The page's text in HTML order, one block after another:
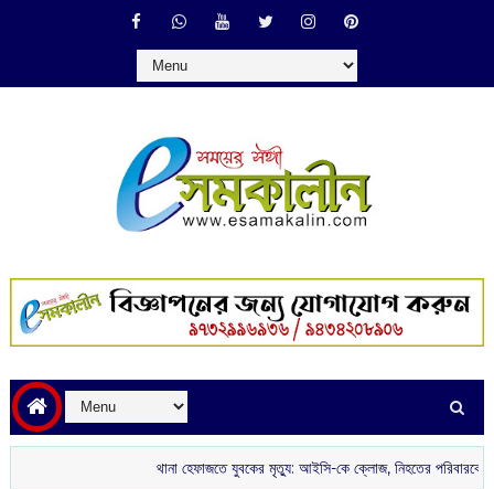
থানা হেফাজতে যুবকের মৃত্যু: আইসি-কে ক্লোজ, নিহতের পরিবারকে চাকরি ও